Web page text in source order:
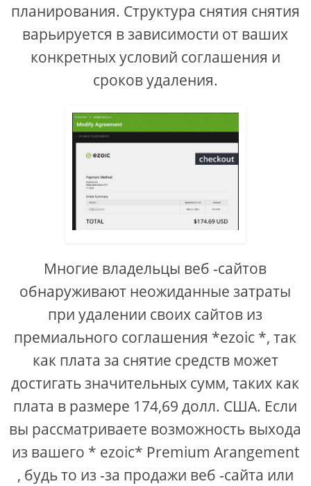
планирования. Структура снятия снятия
варьируется в зависимости от ваших
конкретных условий соглашения и
сроков удаления.
Многие владельцы веб -сайтов
обнаруживают неожиданные затраты
при удалении своих сайтов из
премиального соглашения *ezoic *, так
как плата за снятие средств может
достигать значительных сумм, таких как
плата в размере 174,69 долл. США. Если
вы рассматриваете возможность выхода
из вашего * ezoic* Premium Arangement
, будь то из -за продажи веб -сайта или